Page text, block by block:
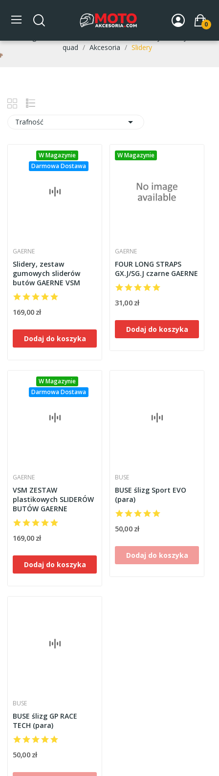
0
Slidery
quad
Akcesoria Slidery
Trafność 
W Magazynie
Darmowa Dostawa
GAERNE
Slidery, zestaw
gumowych sliderów
butów GAERNE VSM
169,00 zł
Dodaj do koszyka
W Magazynie
GAERNE
FOUR LONG STRAPS
GX.J/SG.J czarne GAERNE
31,00 zł
Dodaj do koszyka
W Magazynie
Darmowa Dostawa
GAERNE
VSM ZESTAW
plastikowych SLIDERÓW
BUTÓW GAERNE
169,00 zł
Dodaj do koszyka
BUSE
BUSE ślizg Sport EVO
(para)
50,00 zł
Dodaj do koszyka
BUSE
BUSE ślizg GP RACE
TECH (para)
50,00 zł